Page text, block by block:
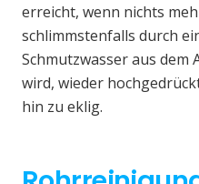
erreicht, wenn nichts
schlimmstenfalls durch
Schmutzwasser aus dem
wird, wieder
hin zu eklig.